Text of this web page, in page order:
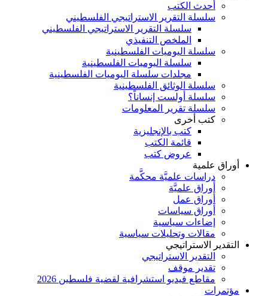
أحدث الكتب
سلسلة التقرير الاستراتيجي الفلسطيني
سلسلة التقرير الاستراتيجي الفلسطيني
الملخص التنفيذي
سلسلة اليوميات الفلسطينية
سلسلة اليوميات الفلسطينية
مجلدات سلسلة اليوميات الفلسطينية
سلسلة الوثائق الفلسطينية
سلسلة أولست إنساناً؟
سلسلة تقرير المعلومات
كتب أخرى
كتب بالإنجليزية
قائمة الكتب
عروض كتب
أوراق علمية
دراسات علميَّة محكَّمة
أوراق علميَّة
أوراق عمل
أوراق سياسات
إضاءات سياسية
مقالات وتحليلات سياسية
التقدير الاستراتيجي
التقدير الاستراتيجي
تقدير موقف
مقاطع فيديو استشرافية لقضية فلسطين 2026
مؤتمرات